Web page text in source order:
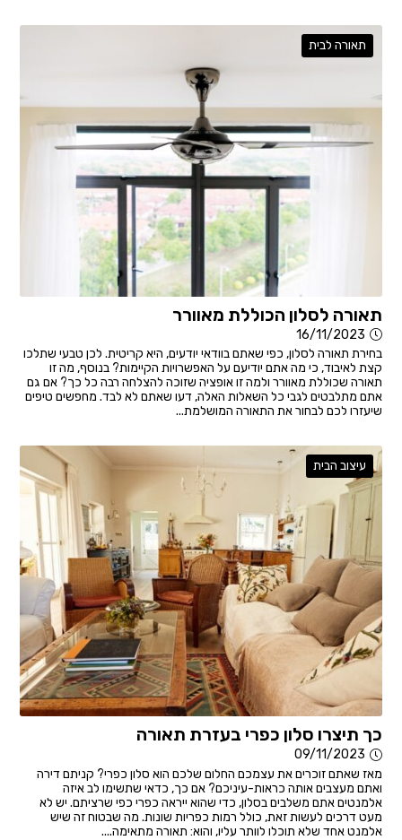
תאורה לבית
תאורה לסלון הכוללת מאוורר
16/11/2023
בחירת תאורה לסלון, כפי שאתם בוודאי יודעים, היא קריטית. לכן טבעי שתלכו
קצת לאיבוד, כי מה אתם יודיעם על האפשרויות הקיימות? בנוסף, מה זו
תאורה שכוללת מאוורר ולמה זו אופציה שזוכה להצלחה רבה כל כך? אם גם
אתם מתלבטים לגבי כל השאלות האלה, דעו שאתם לא לבד. מחפשים טיפים
שיעזרו לכם לבחור את התאורה המושלמת...
עיצוב הבית
כך תיצרו סלון כפרי בעזרת תאורה
09/11/2023
מאז שאתם זוכרים את עצמכם החלום שלכם הוא סלון כפרי? קניתם דירה
ואתם מעצבים אותה כראות-עיניכם? אם כך, כדאי שתשימו לב איזה
אלמנטים אתם משלבים בסלון, כדי שהוא ייראה כפרי כפי שרציתם. יש לא
מעט דרכים לעשות זאת, כולל רמות כפריות שונות. מה שבטוח זה שיש
אלמנט אחד שלא תוכלו לוותר עליו, והוא: תאורה מתאימה....